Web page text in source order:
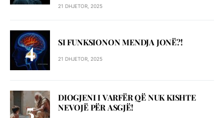
21 DHJETOR, 2025
SI FUNKSIONON MENDJA JONË?!
21 DHJETOR, 2025
DIOGJENI I VARFËR QË NUK KISHTE
NEVOJË PËR ASGJË!